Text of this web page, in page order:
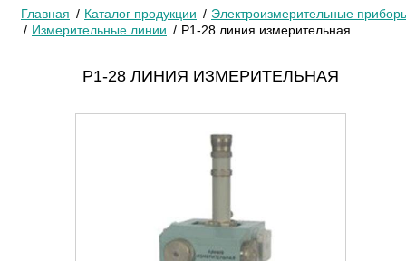
Главная Каталог продукции
Электроизмерительные
Измерительные линии
Р1-28 линия измерительная
Р1-28 ЛИНИЯ ИЗМЕРИТЕЛЬНАЯ